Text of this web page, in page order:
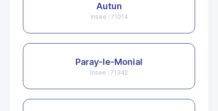
Autun
Insee : 71014
Paray-le-Monial
Insee : 71342